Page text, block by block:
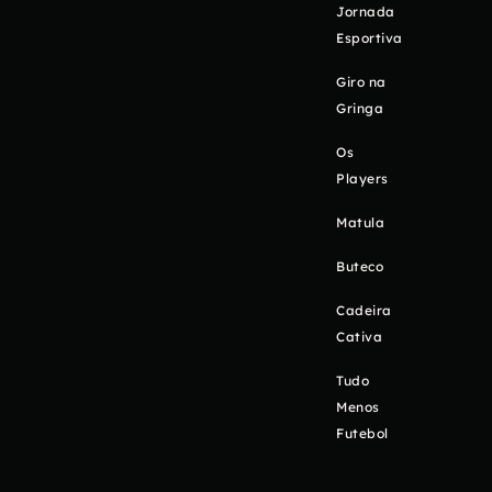
Jornada
Esportiva
Giro na
Gringa
Os
Players
Matula
Buteco
Cadeira
Cativa
Tudo
Menos
Futebol